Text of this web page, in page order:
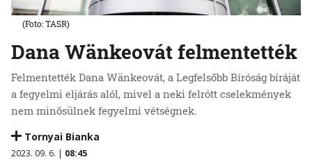
Dana Wänkeovát felmentették
Felmentették Dana Wänkeovát, a Legfelsőbb Bíróság bíráját
a fegyelmi eljárás alól, mivel a neki felrótt cselekmények
nem minősülnek fegyelmi vétségnek.
Tornyai Bianka
2023. 09. 6. | 08:45
(Foto: TASR)